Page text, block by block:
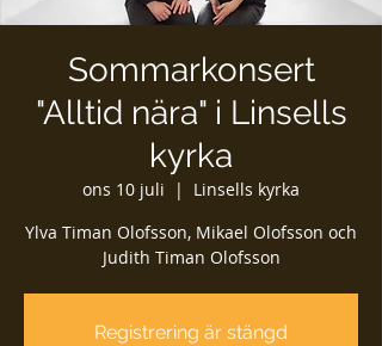
Sommarkonsert
"Alltid nära" i Linsells
kyrka
ons 10 juli
  |
Linsells kyrka
Ylva Timan Olofsson, Mikael Olofsson och
Judith Timan Olofsson
Registrering är stängd